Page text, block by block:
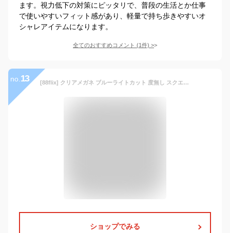
ます。視力低下の対策にピッタリで、普段の生活とか仕事
で使いやすいフィット感があり、軽量で持ち歩きやすいオ
シャレアイテムになります。
全てのおすすめコメント (1件) >
no. 13 [88flix] クリアメガネ ブルーライトカット 度無し スクエア フチなし リムレス パソコン用 スマホ用 男女兼用
ショップでみる